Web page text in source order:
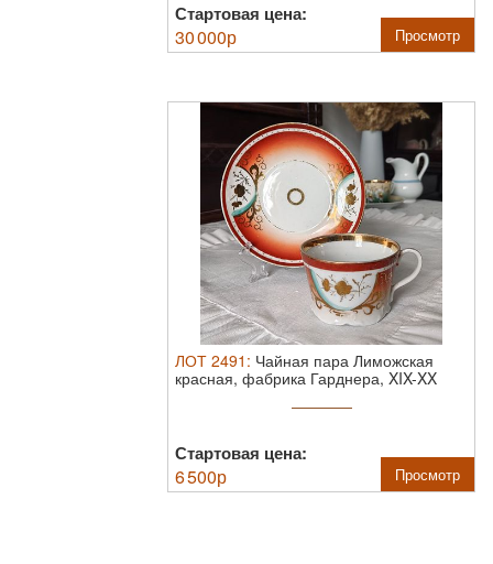
Стартовая цена:
30 000р Просмотр
ЛОТ 2491 : Чайная пара Лиможская
красная, фабрика Гарднера, XIX-XX
Стартовая цена:
6 500р Просмотр